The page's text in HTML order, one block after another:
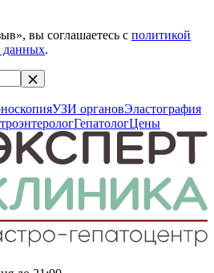
вы соглашаетесь с политикой
данных.
УЗИ органовЭластография
ГепатологЦены